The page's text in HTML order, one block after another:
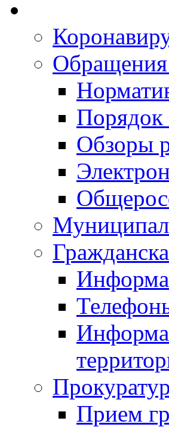
Порядок
Обзоры
Прием